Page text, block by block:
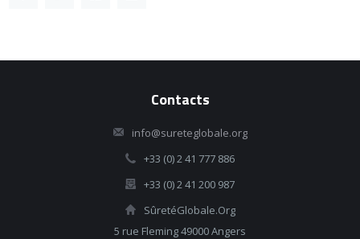
Contacts
info@sureteglobale.org
+33 (0) 2 41 777 886
+33 (0) 2 41 200 987
SûretéGlobale.Org
5 rue Fleming 49000 Angers